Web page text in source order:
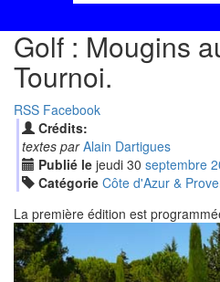
Golf : Mougins
Tournoi.
RSS Facebook
Crédits:
textes par Alain Dartigues
Publié le jeudi 30 septembre
Catégorie Côte d'Azur &
La première édition est